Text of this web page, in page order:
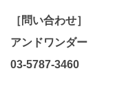
［問い合わせ］
アンドワンダー
03-5787-3460